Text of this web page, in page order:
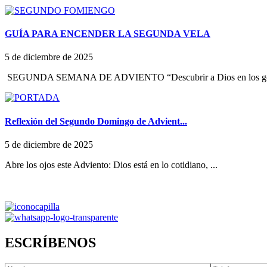
GUÍA PARA ENCENDER LA SEGUNDA VELA
5 de diciembre de 2025
SEGUNDA SEMANA DE ADVIENTO “Descubrir a Dios en los
Reflexión del Segundo Domingo de Advient...
5 de diciembre de 2025
Abre los ojos este Adviento: Dios está en lo cotidiano, ...
ESCRÍBENOS